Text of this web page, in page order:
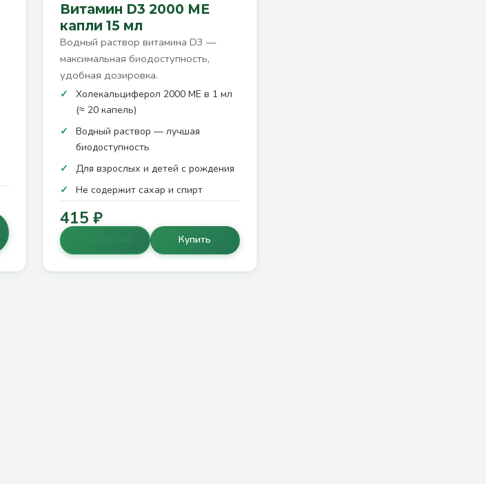
Витамин D3 2000 МЕ
капли 15 мл
Водный раствор витамина D3 —
максимальная биодоступность,
удобная дозировка.
Холекальциферол 2000 МЕ в 1 мл
(≈ 20 капель)
Водный раствор — лучшая
биодоступность
Для взрослых и детей с рождения
Не содержит сахар и спирт
415 ₽
Купить